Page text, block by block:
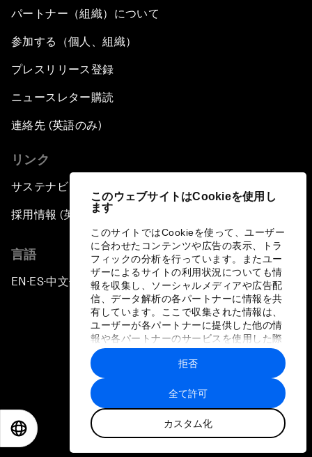
このウェブサイトはCookieを使用し
ます
このサイトではCookieを使って、ユーザー
に合わせたコンテンツや広告の表示、トラ
フィックの分析を行っています。またユー
ザーによるサイトの利用状況についても情
報を収集し、ソーシャルメディアや広告配
信、データ解析の各パートナーに情報を共
有しています。ここで収集された情報は、
ユーザーが各パートナーに提供した他の情
報や各パートナーのサービスを使用した際
に収集された情報と組み合わされ、各パー
トナーによって使用されることがありま
す。
全て許可
カスタム化
拒否
パートナー（組織）について
参加する（個人、組織）
プレスリリース登録
ニュースレター購読
連絡先 (英語のみ)
リンク
サステナビリティへの取り組み
採用情報 (英語のみ)
言語
EN ▪ ES▪中文▪ 日本語
プライバシーポリシーと利用規約
サイトマップ
©
世界経済フォーラム